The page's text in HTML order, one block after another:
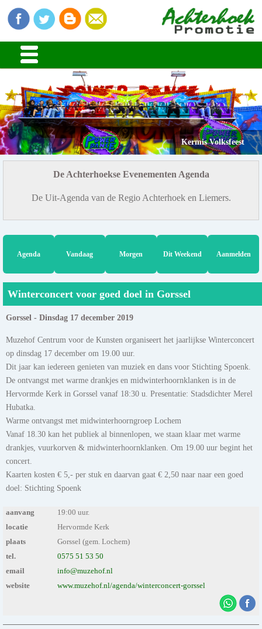
Kermis Volksfeest
De Achterhoekse Evenementen Agenda
De Uit-Agenda van de Regio Achterhoek en Liemers.
Agenda Vandaag Morgen Dit Weekend Aanmelden
Winterconcert voor goed doel in Gorssel
Gorssel - Dinsdag 17 december 2019
Muzehof Centrum voor de Kunsten organiseert het jaarlijkse Winterconcert
op dinsdag 17 december om 19.00 uur.
Dit jaar kan iedereen genieten van muziek en dans voor Stichting Spoenk.
De ontvangst met warme drankjes en midwinterhoornklanken is in de
Hervormde Kerk in Gorssel vanaf 18:30 u. Presentatie: Stadsdichter Merel
Hubatka.
Warme ontvangst met midwinterhoorngroep Lochem
Vanaf 18.30 kan het publiek al binnenlopen, we staan klaar met warme
drankjes, vuurkorven & midwinterhoornklanken. Om 19.00 uur begint het
concert.
Kaarten kosten € 5,- per stuk en daarvan gaat € 2,50 naar naar een goed
doel: Stichting Spoenk
aanvang
19:00 uur.
locatie
Hervormde Kerk
plaats
Gorssel (gem. Lochem)
tel.
0575 51 53 50
email
info@muzehof.nl
website
www.muzehof.nl/agenda/winterconcert-gorssel